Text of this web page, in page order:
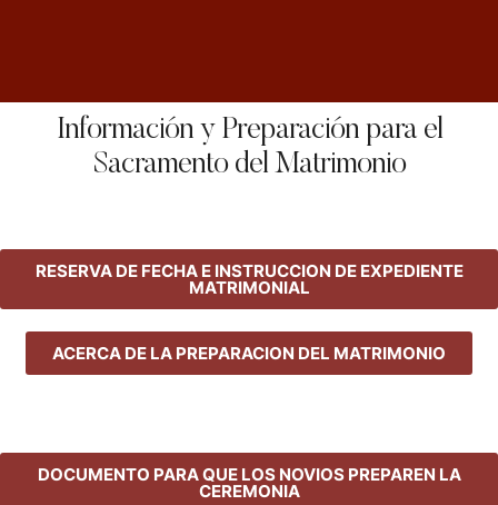
Información y Preparación para el
Sacramento del Matrimonio
RESERVA DE FECHA E INSTRUCCION DE EXPEDIENTE
MATRIMONIAL
ACERCA DE LA PREPARACION DEL MATRIMONIO
DOCUMENTO PARA QUE LOS NOVIOS PREPAREN LA
CEREMONIA